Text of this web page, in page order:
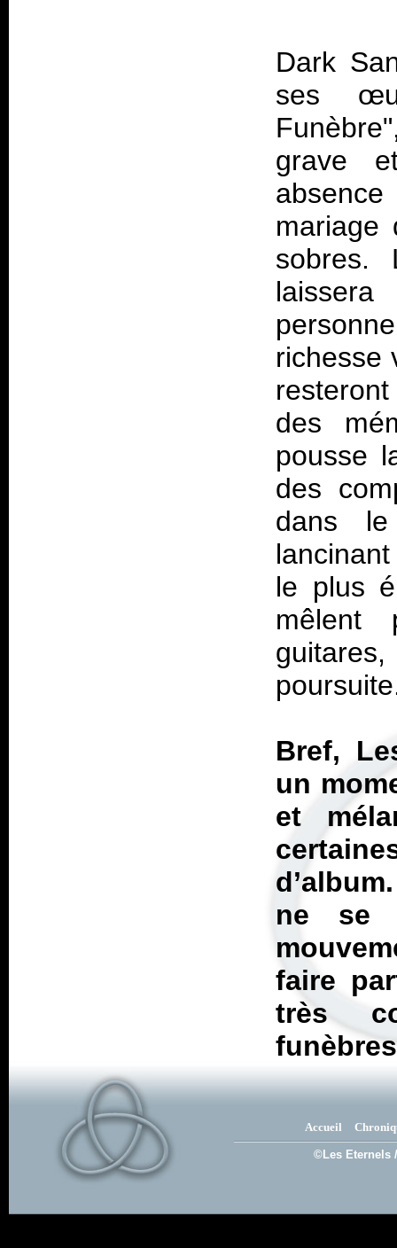
Dark
ses
grave
mariage
sobres.
richesse
des
pousse
des
dans
le plus
mêlent
Bref,
un
et
ne se
faire
très
Accueil
©Les Eternels